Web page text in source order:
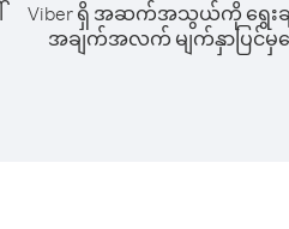
Viber ရှိ အဆက်အသွယ်ကို ရွေးခ
အချက်အလက် မျက်နှာပြင်မှနေ